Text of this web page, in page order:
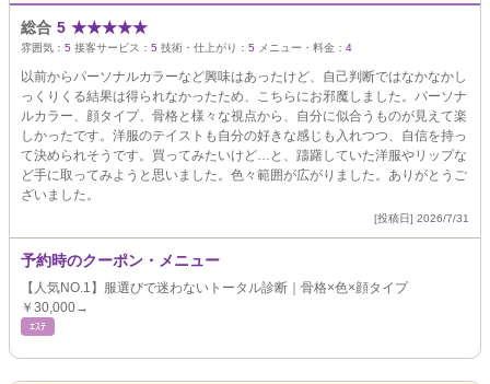
総合 5 ★★★★★
雰囲気： 5 接客サービス： 5 技術・仕上がり： 5 メニュー・料金： 4
以前からパーソナルカラーなど興味はあったけど、自己判断ではなかなかし
っくりくる結果は得られなかったため、こちらにお邪魔しました。パーソナ
ルカラー、顔タイプ、骨格と様々な視点から、自分に似合うものが見えて楽
しかったです。洋服のテイストも自分の好きな感じも入れつつ、自信を持っ
て決められそうです。買ってみたいけど…と、躊躇していた洋服やリップな
ど手に取ってみようと思いました。色々範囲が広がりました。ありがとうご
ざいました。
[投稿日] 2026/7/31
予約時のクーポン・メニュー
【人気NO.1】服選びで迷わないトータル診断｜骨格×色×顔タイプ
￥30,000→
ｴｽﾃ